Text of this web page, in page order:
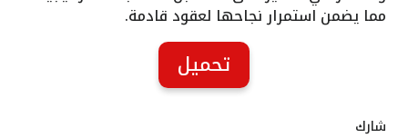
مما يضمن استمرار نجاحها لعقود قادمة.
تحميل
شارك